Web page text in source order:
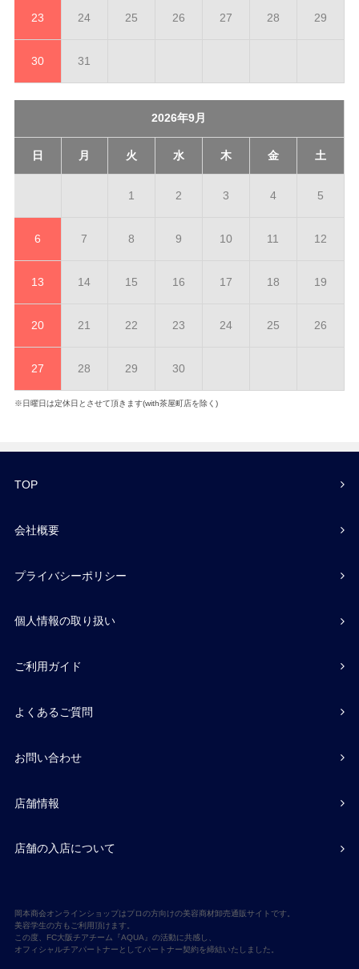
23 24 25 26 27 28 29
30 31
2026年9月
日 月 火 水 木 金 土
1 2 3 4 5
6 7 8 9 10 11 12
13 14 15 16 17 18 19
20 21 22 23 24 25 26
27 28 29 30
※日曜日は定休日とさせて頂きます(with茶屋町店を除く)
TOP
会社概要
プライバシーポリシー
個人情報の取り扱い
ご利用ガイド
よくあるご質問
お問い合わせ
店舗情報
店舗の入店について
岡本商会オンラインショップはプロの方向けの美容商材卸売通販サイトです。
美容学生の方もご利用頂けます。
この度、FC大阪チアチーム『AQUA』の活動に共感し、
オフィシャルチアパートナーとしてパートナー契約を締結いたしました。